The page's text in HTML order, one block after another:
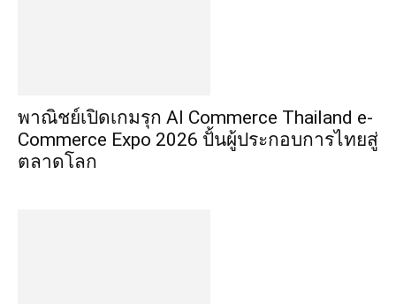
พาณิชย์เปิดเกมรุก AI Commerce Thailand e-
Commerce Expo 2026 ปั้นผู้ประกอบการไทยสู่
ตลาดโลก